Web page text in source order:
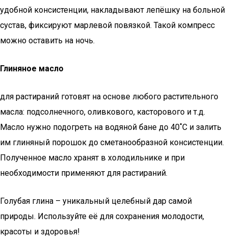
удобной консистенции, накладывают лепёшку на больной
сустав, фиксируют марлевой повязкой. Такой компресс
можно оставить на ночь.
Глиняное масло
для растираний готовят на основе любого растительного
масла: подсолнечного, оливкового, касторового и т.д.
Масло нужно подогреть на водяной бане до 40˚С и залить
им глиняный порошок до сметанообразной консистенции.
Полученное масло хранят в холодильнике и при
необходимости применяют для растираний.
Голубая глина – уникальный целебный дар самой
природы. Используйте её для сохранения молодости,
красоты и здоровья!